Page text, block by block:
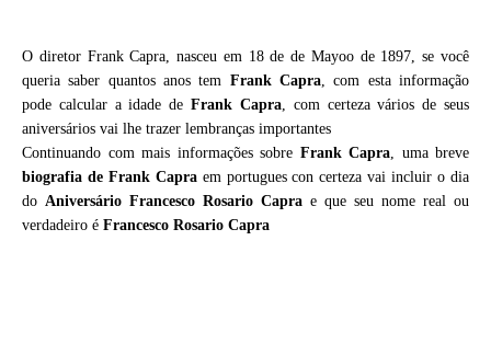
O diretor Frank Capra, nasceu em 18 de de Mayoo de 1897, se você
queria saber quantos anos tem Frank Capra, com esta informação
pode calcular a idade deFrank Capra, com certeza vários de seus
aniversários vai lhe trazer lembranças importantes
Continuando com mais informações sobre Frank Capra, uma breve
biografia de Frank Capraem portugues con certeza vai incluir o dia
do Aniversário Francesco Rosario Capra e que seu nome real ou
verdadeiro é Francesco Rosario Capra